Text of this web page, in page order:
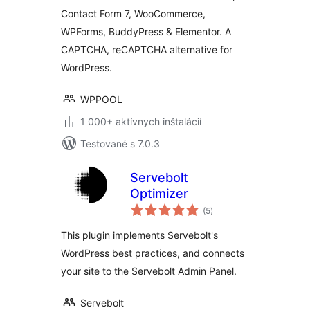
Contact Form 7,
WPForms,
BuddyPress,
Contact Form 7, WooCommerce,
WPForms, BuddyPress & Elementor. A
CAPTCHA, reCAPTCHA alternative for
WordPress.
WPPOOL
1 000+ aktívnych inštalácií
Testované s 7.0.3
Servebolt
Optimizer
(5celkové
hodnotenie
)
This plugin implements Servebolt's
WordPress best practices, and connects
your site to the Servebolt Admin Panel.
Servebolt